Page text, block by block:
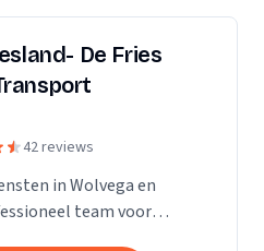
De Fries
42 reviews
in Wolvega en
team voor